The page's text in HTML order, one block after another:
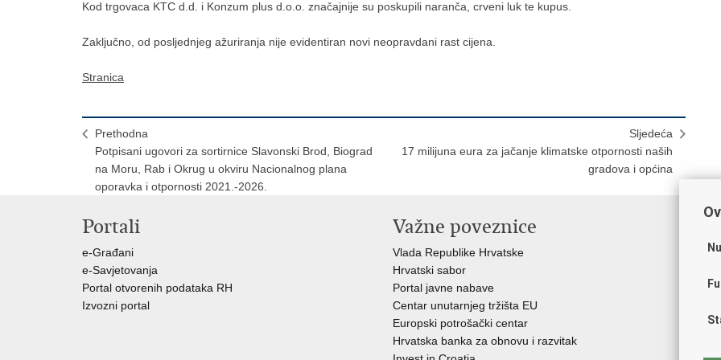
Kod trgovaca KTC d.d. i Konzum plus d.o.o. značajnije su poskupili naranča, crveni luk te kupus.
Zaključno, od posljednjeg ažuriranja nije evidentiran novi neopravdani rast cijena.
Stranica
Prethodna
Potpisani ugovori za sortirnice Slavonski Brod, Biograd
na Moru, Rab i Okrug u okviru Nacionalnog plana
oporavka i otpornosti 2021.-2026.
Sljedeća
17 milijuna eura za jačanje klimatske otpornosti naših
gradova i općina
Portali
e-Građani
e-Savjetovanja
Portal otvorenih podataka RH
Izvozni portal
Važne poveznice
Vlada Republike Hrvatske
Hrvatski sabor
Portal javne nabave
Centar unutarnjeg tržišta EU
Europski potrošački centar
Hrvatska banka za obnovu i razvitak